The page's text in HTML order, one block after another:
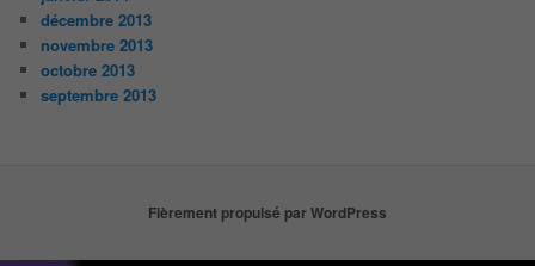
décembre 2013
novembre 2013
octobre 2013
septembre 2013
Fièrement propulsé par WordPress